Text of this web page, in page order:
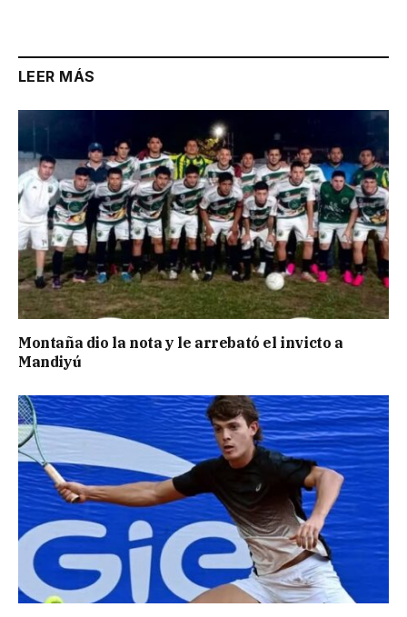
LEER MÁS
Montaña dio la nota y le arrebató el invicto a
Mandiyú